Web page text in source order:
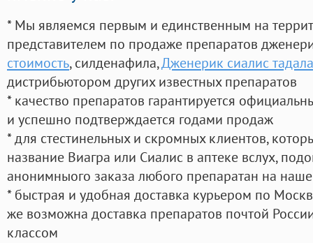
* Мы являемся первым и единственным на
представителем по продаже препаратов
стоимость, силденафила,Дженерик сиалис
дистрибьютором других известных препаратов
* качество препаратов гарантируется
и успешно подтверждается годами продаж
* для стестинельных и скромных клиентов,
название Виагра или Сиалис в аптеке вслух,
анонимныого заказа любого препаратан на
* быстрая и удобная доставка курьером по
же возможна доставка препаратов почтой
классом